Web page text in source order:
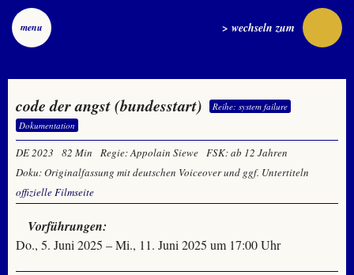
menu > wechseln zum
code der angst (bundesstart)
Reihe: system failure
Dokumentation
DE 2023 82 Min Regie: Appolain Siewe FSK: ab 12 Jahren
Doku: Originalfassung mit deutschen Voiceover und ggf. Untertiteln
offizielle Filmseite
Vorführungen:
Do., 5. Juni 2025 – Mi., 11. Juni 2025 um 17:00 Uhr